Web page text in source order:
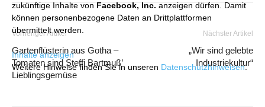
zukünftige Inhalte von Facebook, Inc. anzeigen dürfen. Damit
können personenbezogene Daten an Drittplattformen
übermittelt werden.
Inhalte anzeigen
Weitere Hinweise finden Sie in unseren Datenschutzhinweisen.
Vorheriger Artikel
Gartenflüsterin aus Gotha –
Tomaten sind Steffi Bartmuß’
Lieblingsgemüse
Nächster Artikel
„Wir sind gelebte
Industriekultur“